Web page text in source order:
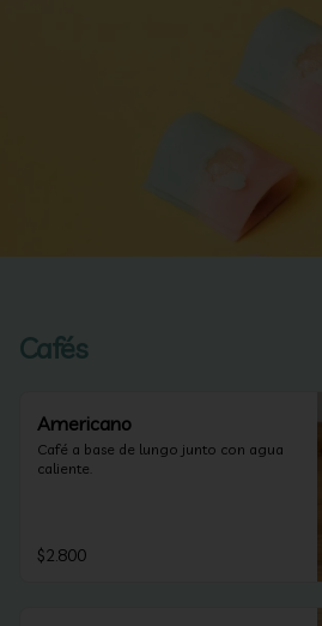
Cafés
Americano
Café a base de lungo junto con agua
caliente.
$2.800